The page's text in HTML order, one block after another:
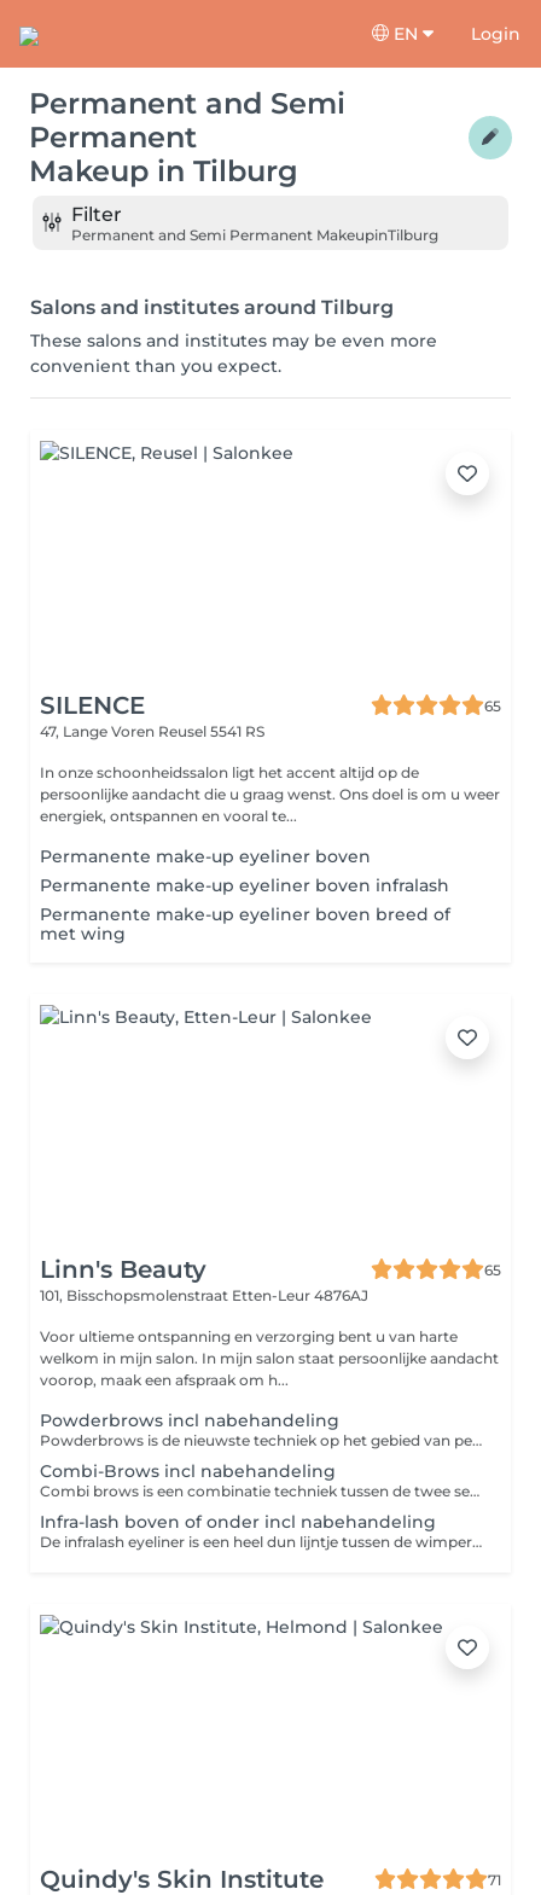
EN Login
Permanent and Semi
Permanent
Makeup in Tilburg
Filter
Permanent and Semi Permanent MakeupinTilburg
Salons and institutes around Tilburg
These salons and institutes may be even more
convenient than you expect.
SILENCE
65
47, Lange Voren Reusel 5541 RS
In onze schoonheidssalon ligt het accent altijd op de
persoonlijke aandacht die u graag wenst. Ons doel is om u weer
energiek, ontspannen en vooral te...
Permanente make-up eyeliner boven
Permanente make-up eyeliner boven infralash
Permanente make-up eyeliner boven breed of
met wing
Linn's Beauty
65
101, Bisschopsmolenstraat Etten-Leur 4876AJ
Voor ultieme ontspanning en verzorging bent u van harte
welkom in mijn salon. In mijn salon staat persoonlijke aandacht
voorop, maak een afspraak om h...
Powderbrows incl nabehandeling
Powderbrows is de nieuwste techniek op het gebied van permanent make-up. Je nieuwe wenkbrauwvorm wordt eerst helemaal opgemeten en getekend met een potloodje waardoor je vooraf al de vorm ziet die je gaat krijgen. Hierdoor weet je hoe het eindresultaat er ongeveer gaat uitzien. Ook worden de wenkbrauwen vooraf geëpileerd. Na de eerste sessie vervaagd 50 tot 30% van de net geplaatste Powderbrows. Niet bij iedereen is dit hetzelfde. Dit verschilt per huid type. Genezingsproces: Dag 1-3: zeer donker Dag 4-10: barsten en plekken (geen kleur onder de plekken) Dag 11-28: licht kleur/vorm te zien Dag 29-35: kleur te zien Dag 36-50: kleur en vorm beter zichtbaar.
Combi-Brows incl nabehandeling
Combi brows is een combinatie techniek tussen de twee semi permanente make-up technieken: Hairstrokes & Powder Brows. Vaak worden er eerst op de nodige plekken hairstrokes gesplaatst (voorkantjes) en hierna wordt de Powder Brows (shading) techniek toegepast. Wat is het verschil tussen Powder Brows en combi Brows? Combi Brows is een hybride techniek die het beste van twee werelden combineert: hairstrokes, waarbij fijne lijntjes getekend worden die natuurlijke haartjes nabootsen, en powder brows, waarbij een poedereffect wordt gebruikt voor een vollere look. Genezingsproces: Dag 1-3: zeer donker Dag 4-10: barsten en plekken (geen kleur onder de plekken) Dag 11-28: licht kleur/vorm te zien Dag 29-35: kleur te zien Dag 36-50: kleur en vorm beter zichtbaar.
Infra-lash boven of onder incl nabehandeling
De infralash eyeliner is een heel dun lijntje tussen de wimper haartjes. Dit zorgt ervoor dat je wimpers voller lijken. Bovendien zorgt deze techniek voor een natuurlijk effect. Je ogen zullen meer opvallen groter lijken door de infralash techniek. De techniek is voor iedereen die er niet té opgemaakt wilt uit zien maar wel een frisse ooglook wilt.
Quindy's Skin Institute
71